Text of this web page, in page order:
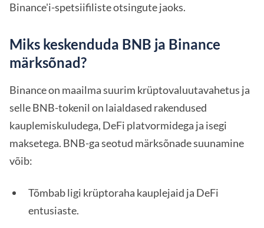
Binance'i-spetsiifiliste otsingute jaoks.
Miks keskenduda BNB ja Binance
märksõnad?
Binance on maailma suurim krüptovaluutavahetus ja
selle BNB-tokenil on laialdased rakendused
kauplemiskuludega, DeFi platvormidega ja isegi
maksetega. BNB-ga seotud märksõnade suunamine
võib:
Tõmbab ligi krüptoraha kauplejaid ja DeFi
entusiaste.